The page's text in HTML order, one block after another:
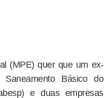
(MPE) quer que um ex-
Básico do
e duas empresas